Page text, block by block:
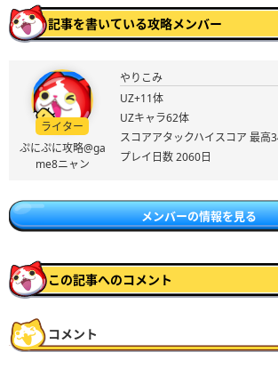
記事を書いている攻略メンバー
ライター
ぷにぷに攻略@ga
me8ニャン
やりこみ
UZ+11体
UZキャラ62体
スコアアタックハイスコア 最高
プレイ日数 2060日
メンバーの情報を見る
この記事へのコメント
コメント